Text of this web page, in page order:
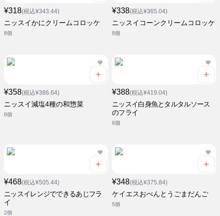
¥318(税込¥343.44)
ニッスイかにクリームコロッケ
8個
¥338(税込¥365.04)
ニッスイコーンクリームコロッケ
8個
¥358(税込¥386.64)
ニッスイ減塩4種の和惣菜
8個
¥388(税込¥419.04)
ニッスイ白身魚とタルタルソース
のフライ
6個
¥468(税込¥505.44)
ニッスイレンジでできるあじフラ
イ
2個
¥348(税込¥375.84)
ケイエスおべんとうごまだんご
5個